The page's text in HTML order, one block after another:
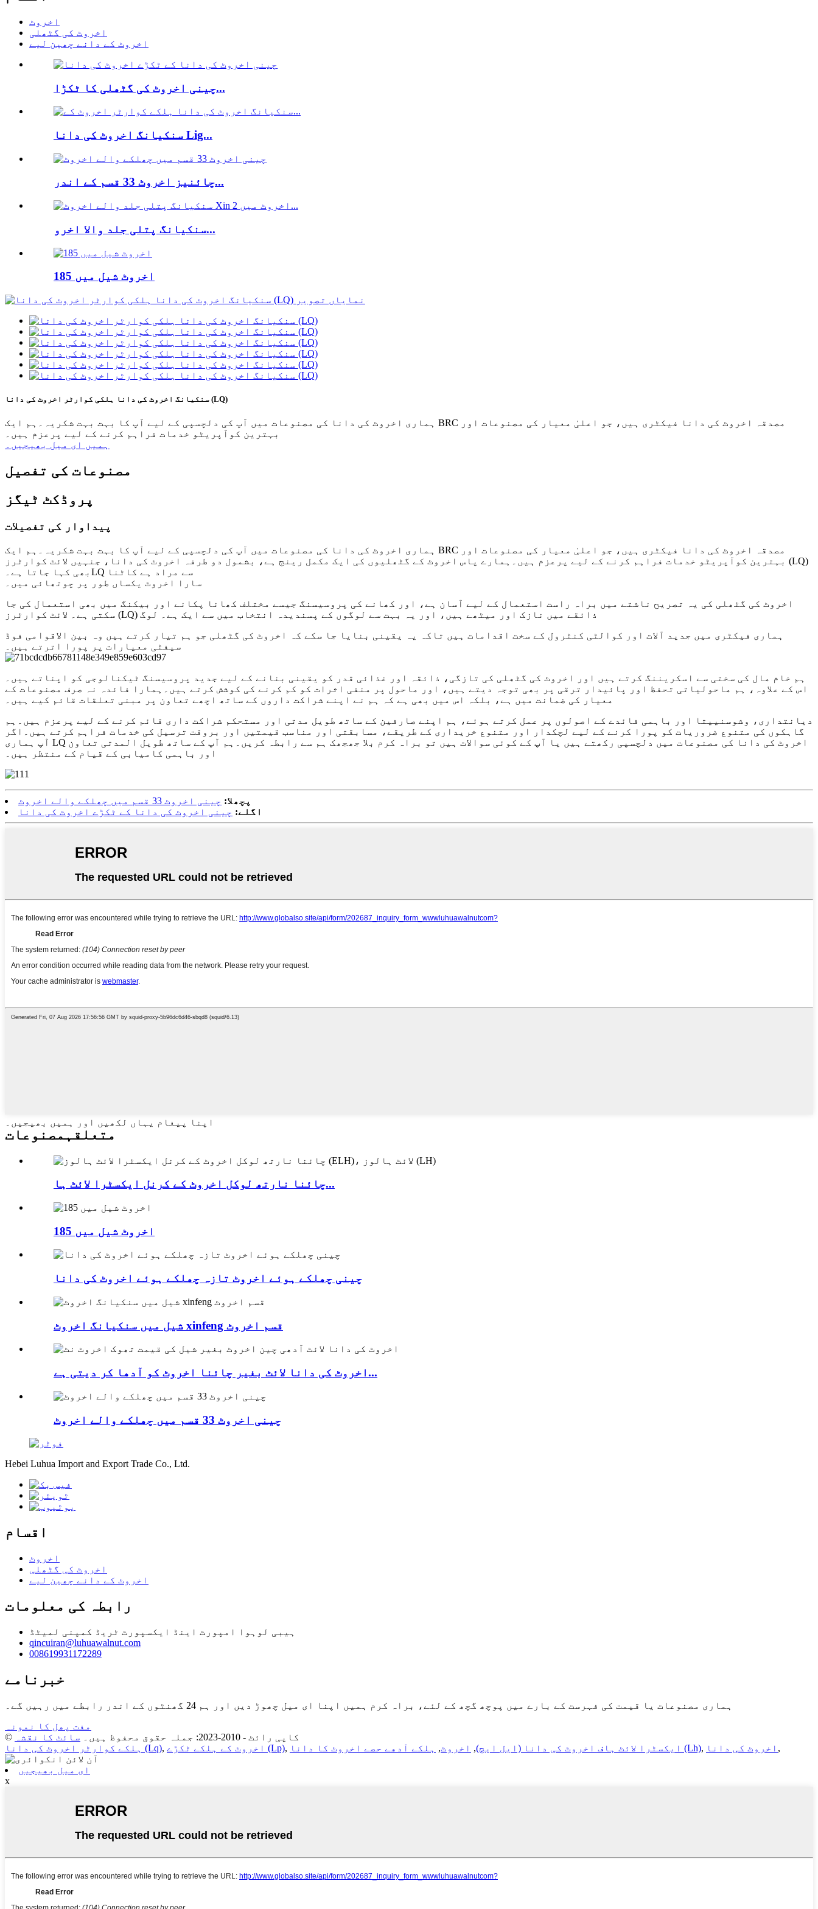
اخروٹ
اخروٹ کی گٹھلی
اخروٹ کے دانے چھین لیے
چینی اخروٹ کی گٹھلی کا ٹکڑا...
سنکیانگ اخروٹ کی دانا Lig...
چائنیز اخروٹ 33 قسم کے اندر...
سنکیانگ پتلی جلد والا اخرو...
185 اخروٹ شیل میں
سنکیانگ اخروٹ کی دانا ہلکی کوارٹر اخروٹ کی دانا (LQ)
ہماری اخروٹ کی دانا کی مصنوعات میں آپ کی دلچسپی کے لیے آپ کا بہت بہت شکریہ۔ہم ایک BRC مصدقہ اخروٹ کی دانا فیکٹری ہیں، جو اعلیٰ معیار کی مصنوعات اور
بہترین کوآپریٹو خدمات فراہم کرنے کے لیے پرعزم ہیں۔
ہمیں ای میل بھیجیں۔
مصنوعات کی تفصیل
پروڈکٹ ٹیگز
پیداوار کی تفصیلات
ہماری اخروٹ کی دانا کی مصنوعات میں آپ کی دلچسپی کے لیے آپ کا بہت بہت شکریہ۔ہم ایک BRC مصدقہ اخروٹ کی دانا فیکٹری ہیں، جو اعلیٰ معیار کی مصنوعات اور
بہترین کوآپریٹو خدمات فراہم کرنے کے لیے پرعزم ہیں۔ہمارے پاس اخروٹ کے گٹھلیوں کی ایک مکمل رینج ہے، بشمول دو طرفہ اخروٹ کی دانا، جنہیں لائٹ کوارٹرز (LQ)
بھی کہا جاتا ہے۔LQ سے مراد ہے کاٹنا
سارا اخروٹ یکساں طور پر چوتھائی میں۔
اخروٹ کی گٹھلی کی یہ تصریح ناشتے میں براہ راست استعمال کے لیے آسان ہے، اور کھانے کی پروسیسنگ جیسے مختلف کھانا پکانے اور بیکنگ میں بھی استعمال کی جا
سکتی ہے۔ لائٹ کوارٹرز (LQ) ذائقے میں نازک اور میٹھے ہیں، اور یہ بہت سے لوگوں کے پسندیدہ انتخاب میں سے ایک ہے۔ لوگ
ہماری فیکٹری میں جدید آلات اور کوالٹی کنٹرول کے سخت اقدامات ہیں تاکہ یہ یقینی بنایا جا سکے کہ اخروٹ کی گٹھلی جو ہم تیار کرتے ہیں وہ بین الاقوامی فوڈ
سیفٹی معیارات پر پورا اترتے ہیں۔
ہم خام مال کی سختی سے اسکریننگ کرتے ہیں اور اخروٹ کی گٹھلی کی تازگی، ذائقہ اور غذائی قدر کو یقینی بنانے کے لیے جدید پروسیسنگ ٹیکنالوجی کو اپناتے ہیں۔
اس کے علاوہ، ہم ماحولیاتی تحفظ اور پائیدار ترقی پر بھی توجہ دیتے ہیں، اور ماحول پر منفی اثرات کو کم کرنے کی کوشش کرتے ہیں۔ہمارا فائدہ نہ صرف مصنوعات کے
معیار کی ضمانت میں ہے، بلکہ اس میں بھی ہے کہ ہم نے اپنے شراکت داروں کے ساتھ اچھے تعاون پر مبنی تعلقات قائم کیے ہیں۔
دیانتداری، وشوسنییتا اور باہمی فائدے کے اصولوں پر عمل کرتے ہوئے، ہم اپنے صارفین کے ساتھ طویل مدتی اور مستحکم شراکت داری قائم کرنے کے لیے پرعزم ہیں۔ہم
گاہکوں کی متنوع ضروریات کو پورا کرنے کے لیے لچکدار اور متنوع خریداری کے طریقے، مسابقتی اور مناسب قیمتیں اور بروقت ترسیل کی خدمات فراہم کرتے ہیں۔اگر
آپ ہماری LQ اخروٹ کی دانا کی مصنوعات میں دلچسپی رکھتے ہیں یا آپ کے کوئی سوالات ہیں تو براہ کرم بلا جھجھک ہم سے رابطہ کریں۔ہم آپ کے ساتھ طویل المدتی تعاون
اور باہمی کامیابی کے قیام کے منتظر ہیں۔
پچھلا: چینی اخروٹ 33 قسم میں چھلکے والے اخروٹ
اگلے: چینی اخروٹ کی دانا کے ٹکڑے اخروٹ کی دانا
اپنا پیغام یہاں لکھیں اور ہمیں بھیجیں۔
متعلقہمصنوعات
چائنا نارتھ لوکل اخروٹ کے کرنل ایکسٹرا لائٹ ہا...
185 اخروٹ شیل میں
چینی چھلکے ہوئے اخروٹ تازہ چھلکے ہوئے اخروٹ کی دانا
شیل میں سنکیانگ اخروٹ xinfeng قسم اخروٹ
اخروٹ کی دانا لائٹ بغیر چائنا اخروٹ کو آدھا کر دیتی ہے...
چینی اخروٹ 33 قسم میں چھلکے والے اخروٹ
Hebei Luhua Import and Export Trade Co., Ltd.
اقسام
اخروٹ
اخروٹ کی گٹھلی
اخروٹ کے دانے چھین لیے
رابطہ کی معلومات
ہیبی لوہوا امپورٹ اینڈ ایکسپورٹ ٹریڈ کمپنی لمیٹڈ
qincuiran@luhuawalnut.com
008619931172289
خبرنامے
ہماری مصنوعات یا قیمت کی فہرست کے بارے میں پوچھ گچھ کے لئے، براہ کرم ہمیں اپنا ای میل چھوڑ دیں اور ہم 24 گھنٹوں کے اندر رابطے میں رہیں گے۔
مفت پھل کا نمونہ
© کاپی رائٹ - 2010-2023: جملہ حقوق محفوظ ہیں۔
سائٹ کا نقشہ
ہلکے کوارٹر اخروٹ کی دانا (Lq), اخروٹ کے ہلکے ٹکڑے (Lp), ایکسٹرا لائٹ ہاف اخروٹ کی دانا (ایل ایچ), اخروٹ, ہلکے آدھے حصے اخروٹ کا دانا (Lh), اخروٹ کی دانا ,
ای میل بھیجیں
x